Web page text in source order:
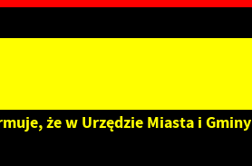
że w Urzędzie Miasta i Gminy